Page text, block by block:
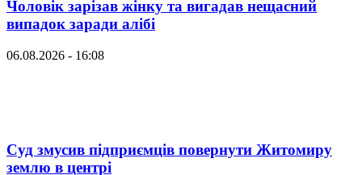
Чоловік зарізав жінку та вигадав нещасний
випадок заради алібі
06.08.2026 - 16:08
Суд змусив підприємців повернути Житомиру
землю в центрі